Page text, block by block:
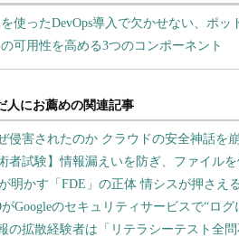
を使ったDevOps導入で欠かせない、ポ
の可用性を高める3つのコンポーネント